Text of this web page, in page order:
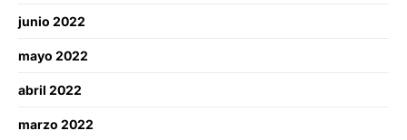
junio 2022
mayo 2022
abril 2022
marzo 2022